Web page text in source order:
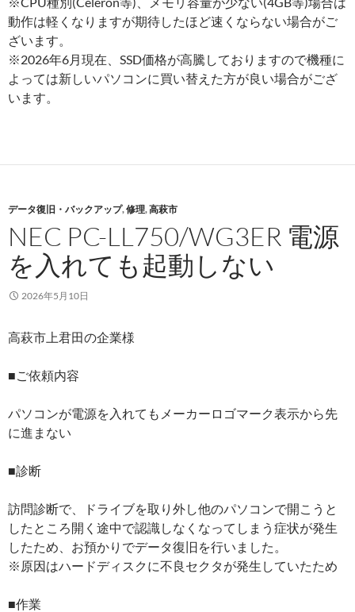
動作は軽くなりますが期待したほど速くならない場合がご
ざいます。
※2026年6月現在、SSD価格が高騰しておりますので機種に
よっては新しいパソコンに買い替えた方が良い場合がござ
います。
データ復旧・バックアップ,修理,高萩市
NEC PC-LL750/WG3ER 電源
を入れても起動しない
2026年5月10日
高萩市上君田の企業様
■ご依頼内容
パソコンが電源を入れてもメーカーロゴマーク表示から先
に進まない
■診断
訪問診断で、ドライブを取り外し他のパソコンで開こうと
したところ開く途中で認識しなくなってしまう症状が発生
したため、お預かりでデータ復旧を行いました。
※原因はハードディスクに不良セクタが発生していたため
■作業